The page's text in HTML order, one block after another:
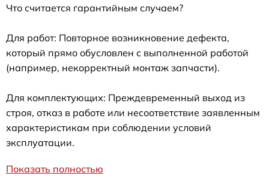
Что считается гарантийным случаем?
Для работ: Повторное возникновение дефекта,
который прямо обусловлен с выполненной работой
(например, некорректный монтаж запчасти).
Для комплектующих: Преждевременный выход из
строя, отказ в работе или несоответствие заявленным
характеристикам при соблюдении условий
эксплуатации.
Показать полностью